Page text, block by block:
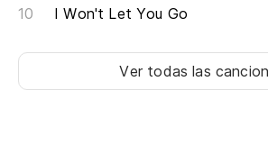
I Won't Let You Go
Ver todas las